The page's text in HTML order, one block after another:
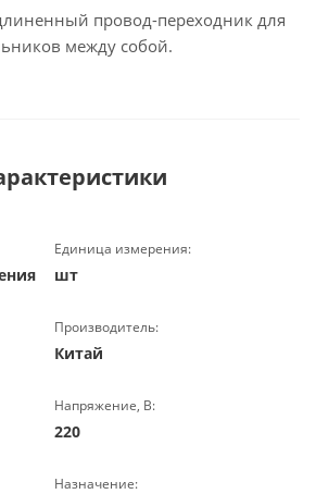
провод-переходник для
между собой.
Единица измерения:
шт
Производитель:
Китай
Напряжение, В:
220
Назначение: